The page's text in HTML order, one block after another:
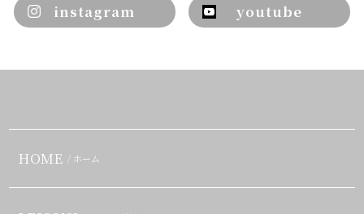
instagram youtube
HOME / ホーム